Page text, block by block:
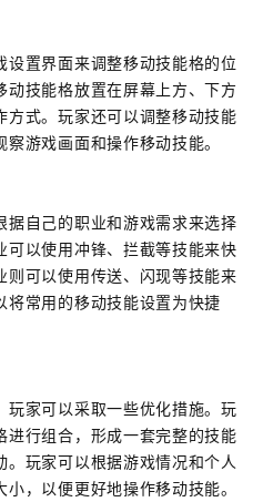
置界面来调整移动技能格的位
动技能格放置在屏幕上方、下方
方式。玩家还可以调整移动技能
游戏画面和操作移动技能。
自己的职业和游戏需求来选择
以使用冲锋、拦截等技能来快
可以使用传送、闪现等技能来
常用的移动技能设置为快捷
玩家可以采取一些优化措施。玩
进行组合，形成一套完整的技能
玩家可以根据游戏情况和个人
，以便更好地操作移动技能。